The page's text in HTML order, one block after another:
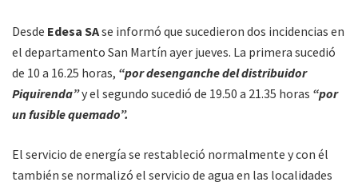
Desde Edesa SAse informó que sucedieron dos incidencias en
el departamento San Martín ayer jueves. La primera sucedió
de 10 a 16.25 horas, “por desenganche del distribuidor
Piquirenda”y el segundo sucedió de 19.50 a 21.35 horas “por
un fusible quemado”.
El servicio de energía se restableció normalmente y con él
también se normalizó el servicio de agua en las localidades